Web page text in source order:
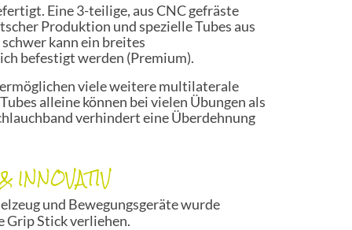
Eine 3-teilige, aus CNC gefräste
Produktion und spezielle Tubes aus
kann ein breites
befestigt werden (Premium).
viele weitere multilaterale
alleine können bei vielen Übungen als
verhindert eine Überdehnung
INNOVATIV
und Bewegungsgeräte wurde
Grip Stick verliehen.